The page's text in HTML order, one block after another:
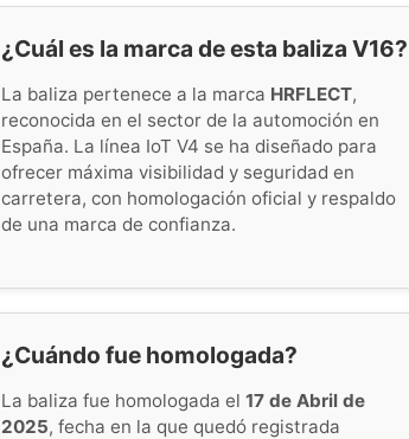
¿Cuál es la marca de esta baliza V16?
La baliza pertenece a la marca HRFLECT,
reconocida en el sector de la automoción en
España. La línea IoT V4 se ha diseñado para
ofrecer máxima visibilidad y seguridad en
carretera, con homologación oficial y respaldo
de una marca de confianza.
¿Cuándo fue homologada?
La baliza fue homologada el 17 de Abril de
2025, fecha en la que quedó registrada